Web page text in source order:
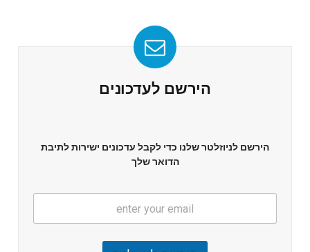
הירשם לעדכונים
הירשם לניוזלטר שלנו כדי לקבל עדכונים ישירות לתיבת
הדואר שלך